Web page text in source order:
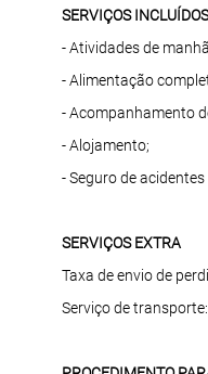
SERVIÇOS INCLUÍDOS
- Atividades de
- Alimentação
- Acompanhamento
- Alojamento;
- Seguro de
SERVIÇOS EXTRA
Taxa de envio de
Serviço de